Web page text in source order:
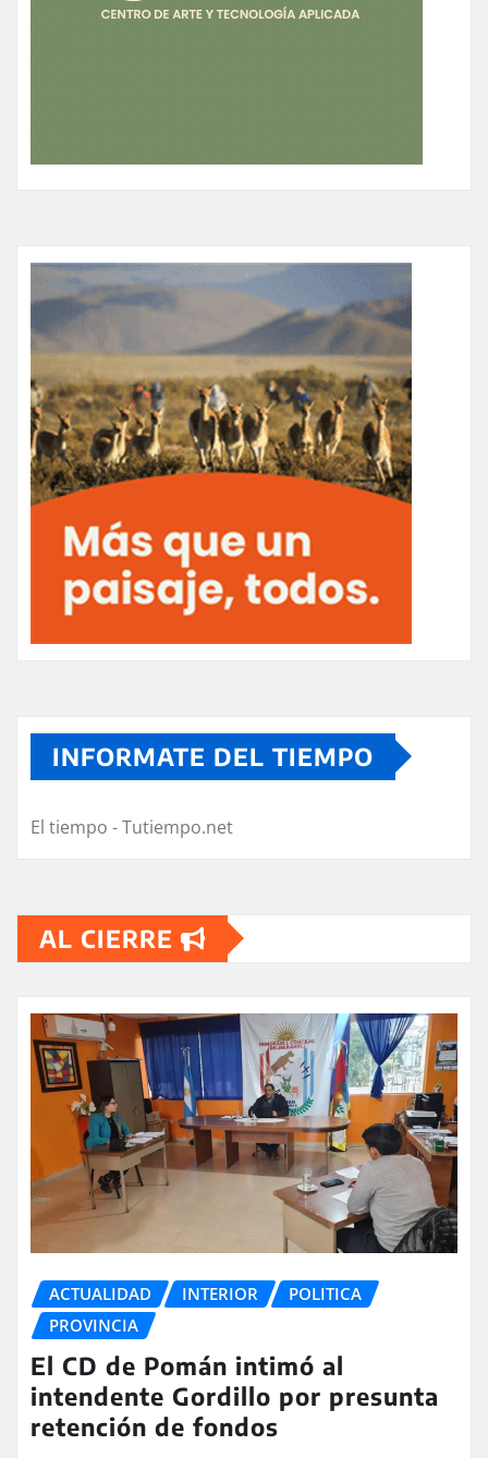
INFORMATE DEL TIEMPO
El tiempo - Tutiempo.net
AL CIERRE
ACTUALIDAD INTERIOR
POLITICA
PROVINCIA
El CD de Pomán intimó al
intendente Gordillo por presunta
retención de fondos